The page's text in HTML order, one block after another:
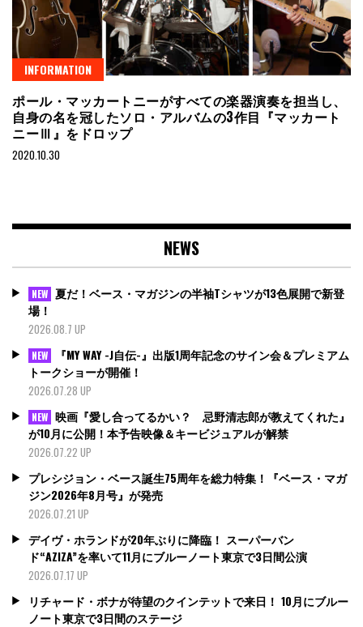
INFORMATION
ポール・マッカートニーがすべての楽器演奏を担当し、
自身の名を冠したソロ・アルバムの3作目『マッカート
ニーⅢ』をドロップ
2020.10.30
NEWS
NEW 夏だ！ベース・マガジンの半袖Tシャツが13色展開で新登
場！
2026.08.7 UP
NEW
『MY WAY -J自伝-』出版1周年記念のサイン会＆プレミアム
トークショーが開催！
2026.07.28 UP
NEW 映画『愛し合ってるかい？ 忌野清志郎が教えてくれた』
が10月に公開！本予告映像＆キービジュアルが解禁
2026.07.22 UP
プレシジョン・ベース誕生75周年を総力特集！『ベース・マガ
ジン2026年8月号』が発売
2026.07.21 UP
デイヴ・ホランドが20年ぶりに降臨！ スーパーバン
ド“AZIZA”を率いて11月にブルーノート東京で3日間公演
2026.07.17 UP
リチャード・ボナが待望のクインテットで来日！ 10月にブルー
ノート東京で3日間のステージ